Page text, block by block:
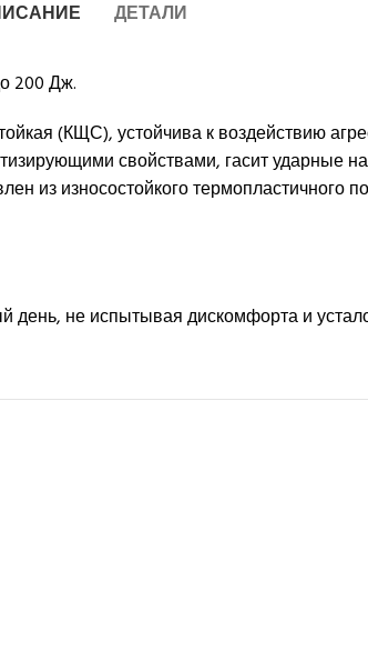
ДЕТАЛИ
200 Дж.
(КЩС), устойчива к воздействию
свойствами, гасит ударные
из износостойкого
день, не испытывая дискомфорта и